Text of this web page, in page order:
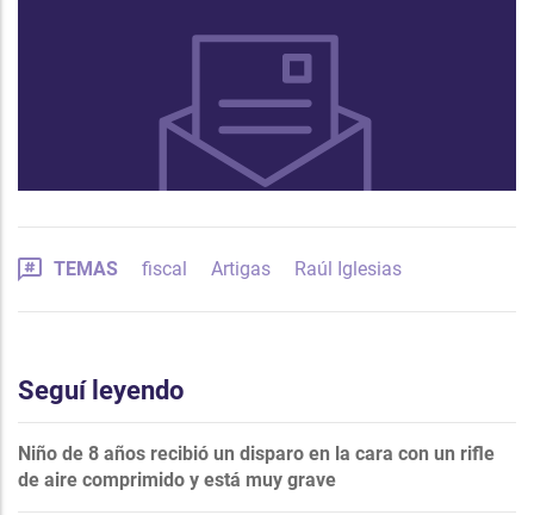
TEMAS fiscal Artigas Raúl Iglesias
Seguí leyendo
Niño de 8 años recibió un disparo en la cara con un rifle
de aire comprimido y está muy grave